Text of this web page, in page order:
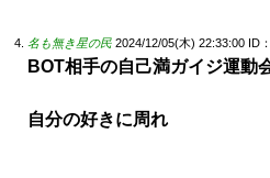
名も無き星の民 2024/12/05(木) 22:33:00 ID
BOT相手の自己満ガイジ運動
自分の好きに周れ